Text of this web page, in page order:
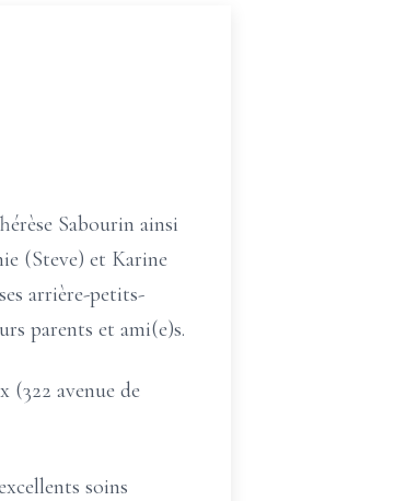
Sabourin ainsi
(Steve) et Karine
arrière-petits-
parents et ami(e)s.
(322 avenue de
soins